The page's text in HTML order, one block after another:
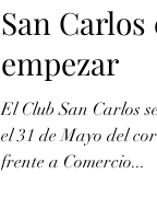
San
empezar
El Club San Carlos
el 31 de Mayo del
frente a Comercio...